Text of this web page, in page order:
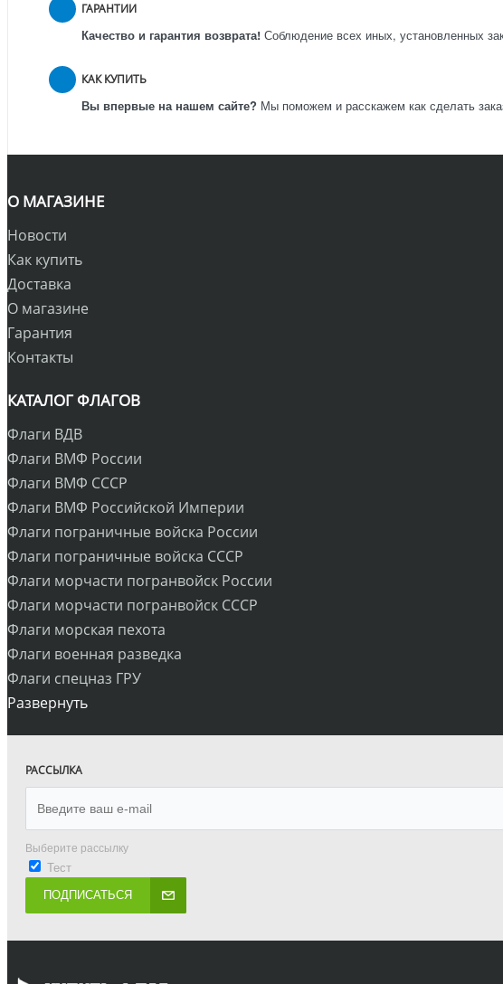
ГАРАНТИИ
Качество и гарантия возврата! Соблюдение всех иных, установленных
КАК КУПИТЬ
Вы впервые на нашем сайте? Мы поможем и расскажем как сделать
О МАГАЗИНЕ
Новости
Как купить
Доставка
О магазине
Гарантия
Контакты
КАТАЛОГ ФЛАГОВ
Флаги ВДВ
Флаги ВМФ России
Флаги ВМФ СССР
Флаги ВМФ Российской Империи
Флаги пограничные войска России
Флаги пограничные войска СССР
Флаги морчасти погранвойск России
Флаги морчасти погранвойск СССР
Флаги морская пехота
Флаги военная разведка
Флаги спецназ ГРУ
Развернуть
РАССЫЛКА
Выберите рассылку
Тест
ПОДПИСАТЬСЯ